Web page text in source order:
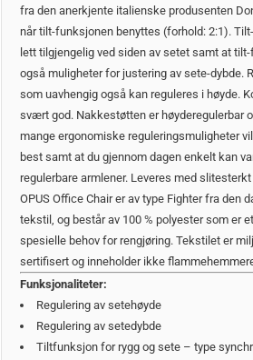
fra den anerkjente italienske produsenten
når tilt-funksjonen benyttes (forhold: 2:1).
lett tilgjengelig ved siden av setet samt at
også muligheter for justering av sete-dybde.
som uavhengig også kan reguleres i høyde.
svært god. Nakkestøtten er høyderegulerbar
mange ergonomiske reguleringsmuligheter
best samt at du gjennom dagen enkelt kan
regulerbare armlener. Leveres med
OPUS Office Chair er av type Fighter fra
tekstil, og består av 100 % polyester som er
spesielle behov for rengjøring. Tekstilet er
sertifisert og inneholder ikke
Funksjonaliteter:
Regulering av setehøyde
Regulering av setedybde
Tiltfunksjon for rygg og sete – type